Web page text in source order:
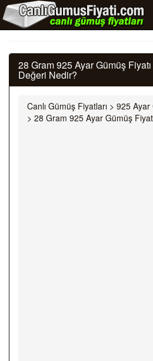
28 Gram 925 Ayar Gümüş
Değeri Nedir?
Canlı Gümüş Fiyatları > 925 Ayar
> 28 Gram 925 Ayar Gümüş